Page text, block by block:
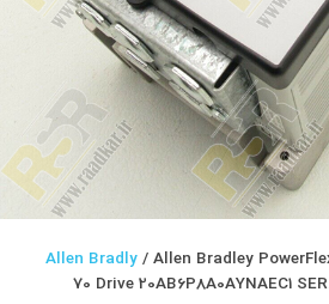
/ Allen Bradley
70 Drive 20AB6P8A0AYNAEC1